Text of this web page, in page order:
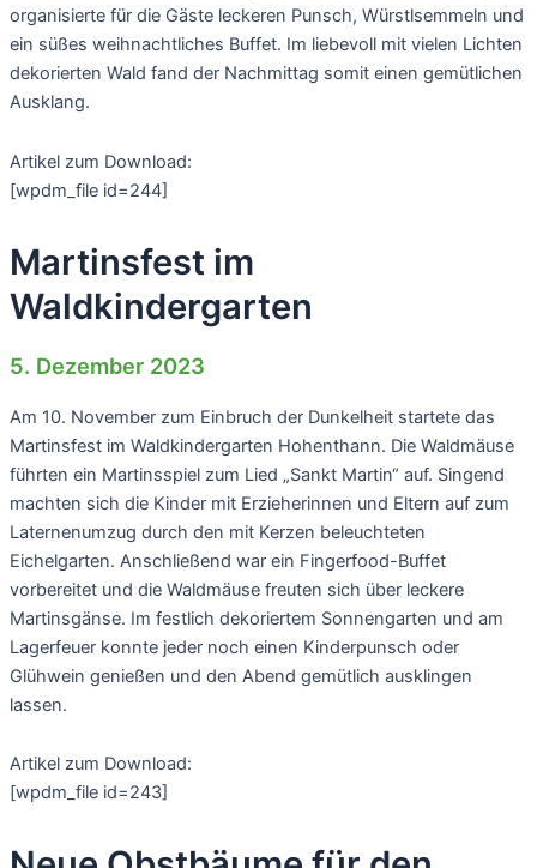
organisierte für die Gäste leckeren Punsch, Würstlsemmeln und
ein süßes weihnachtliches Buffet. Im liebevoll mit vielen Lichten
dekorierten Wald fand der Nachmittag somit einen gemütlichen
Ausklang.
Artikel zum Download:
[wpdm_file id=244]
Martinsfest im
Waldkindergarten
5. Dezember 2023
Am 10. November zum Einbruch der Dunkelheit startete das
Martinsfest im Waldkindergarten Hohenthann. Die Waldmäuse
führten ein Martinsspiel zum Lied „Sankt Martin“ auf. Singend
machten sich die Kinder mit Erzieherinnen und Eltern auf zum
Laternenumzug durch den mit Kerzen beleuchteten
Eichelgarten. Anschließend war ein Fingerfood-Buffet
vorbereitet und die Waldmäuse freuten sich über leckere
Martinsgänse. Im festlich dekoriertem Sonnengarten und am
Lagerfeuer konnte jeder noch einen Kinderpunsch oder
Glühwein genießen und den Abend gemütlich ausklingen
lassen.
Artikel zum Download:
[wpdm_file id=243]